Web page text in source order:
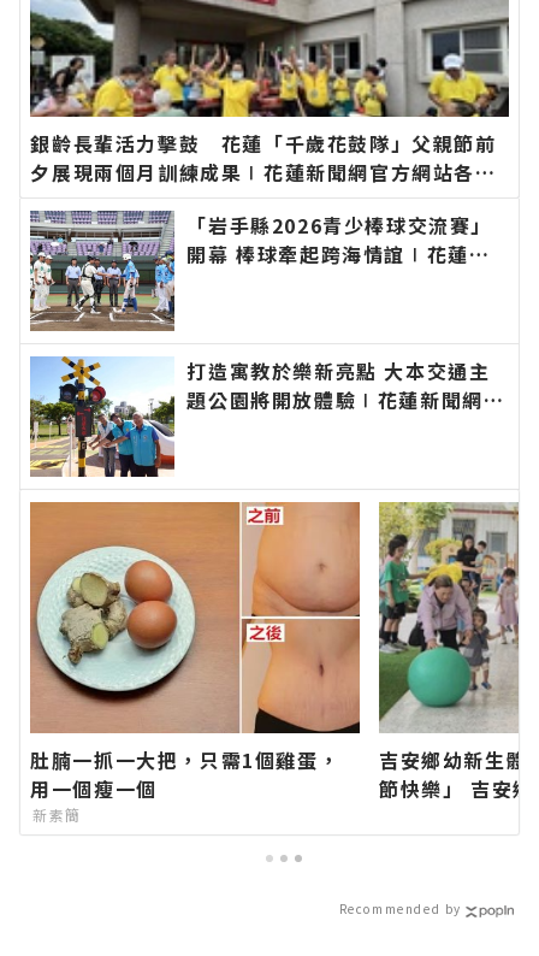
銀齡長輩活力擊鼓 花蓮「千歲花鼓隊」父親節前
夕展現兩個月訓練成果∣花蓮新聞網官方網站各類
新聞－最快速的今日新聞報導 最新的在地資訊！
「岩手縣2026青少棒球交流賽」
開幕 棒球牽起跨海情誼∣花蓮新
打造寓教於樂新亮點 大本交通主
題公園將開放體驗∣花蓮新聞網官
肚腩一抓一大把，只需1個雞蛋，
用一個瘦一個
新素簡
吉安鄉幼新生體
節快樂」 吉安
Recommended by